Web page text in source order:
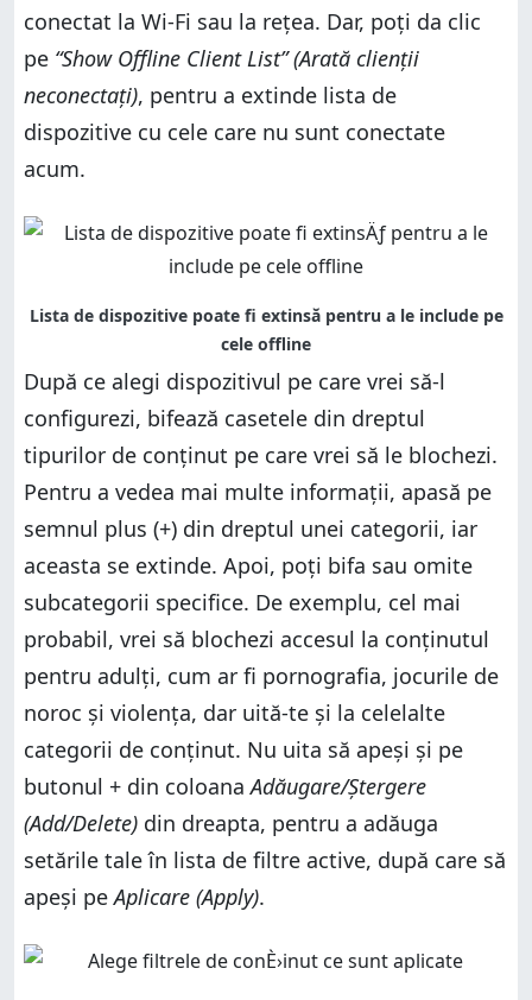
conectat la Wi-Fi sau la rețea. Dar, poți da clic
pe “Show Offline Client List” (Arată clienții
neconectați), pentru a extinde lista de
dispozitive cu cele care nu sunt conectate
acum.
După ce alegi dispozitivul pe care vrei să-l
configurezi, bifează casetele din dreptul
tipurilor de conținut pe care vrei să le blochezi.
Pentru a vedea mai multe informații, apasă pe
semnul plus (+) din dreptul unei categorii, iar
aceasta se extinde. Apoi, poți bifa sau omite
subcategorii specifice. De exemplu, cel mai
probabil, vrei să blochezi accesul la conținutul
pentru adulți, cum ar fi pornografia, jocurile de
noroc și violența, dar uită-te și la celelalte
categorii de conținut. Nu uita să apeși și pe
butonul + din coloanaAdăugare/Ștergere
(Add/Delete) din dreapta, pentru a adăuga
setările tale în lista de filtre active, după care să
apeși peAplicare (Apply).